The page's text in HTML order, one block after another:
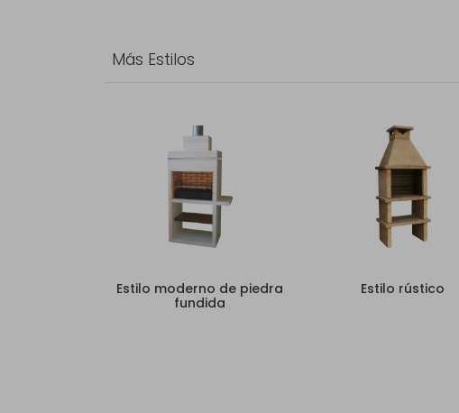
Más Estilos
Estilo moderno de piedra
fundida
Estilo rústico